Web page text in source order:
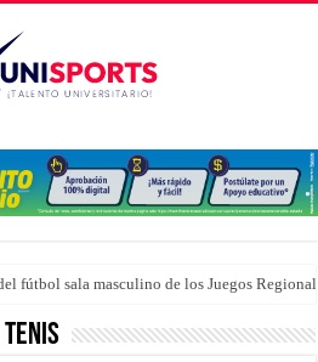
fútbol sala masculino de los Juegos
Tenis